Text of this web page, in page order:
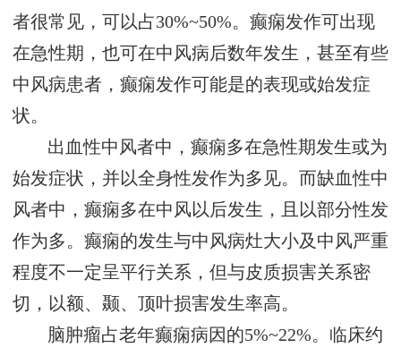
者很常见，可以占30%~50%。癫痫发作可出现
在急性期，也可在中风病后数年发生，甚至有些
中风病患者，癫痫发作可能是的表现或始发症
状。
出血性中风者中，癫痫多在急性期发生或为
始发症状，并以全身性发作为多见。而缺血性中
风者中，癫痫多在中风以后发生，且以部分性发
作为多。癫痫的发生与中风病灶大小及中风严重
程度不一定呈平行关系，但与皮质损害关系密
切，以额、颞、顶叶损害发生率高。
脑肿瘤占老年癫痫病因的5%~22%。临床约